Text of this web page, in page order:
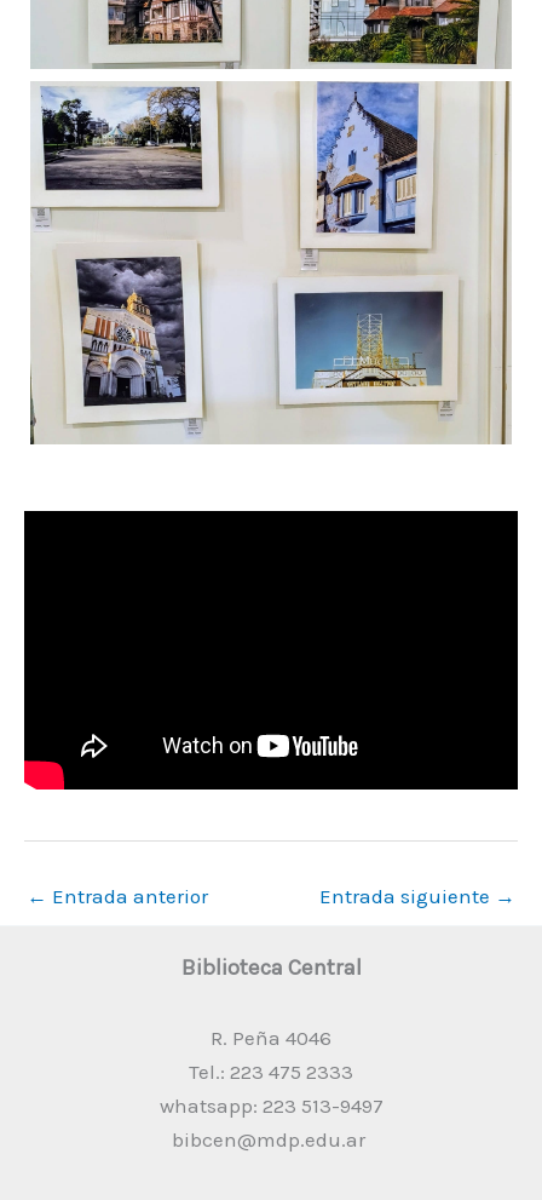
← Entrada anterior Entrada siguiente →
Biblioteca Central
R. Peña 4046
Tel.: 223 475 2333
whatsapp: 223 513-9497
bibcen@mdp.edu.ar